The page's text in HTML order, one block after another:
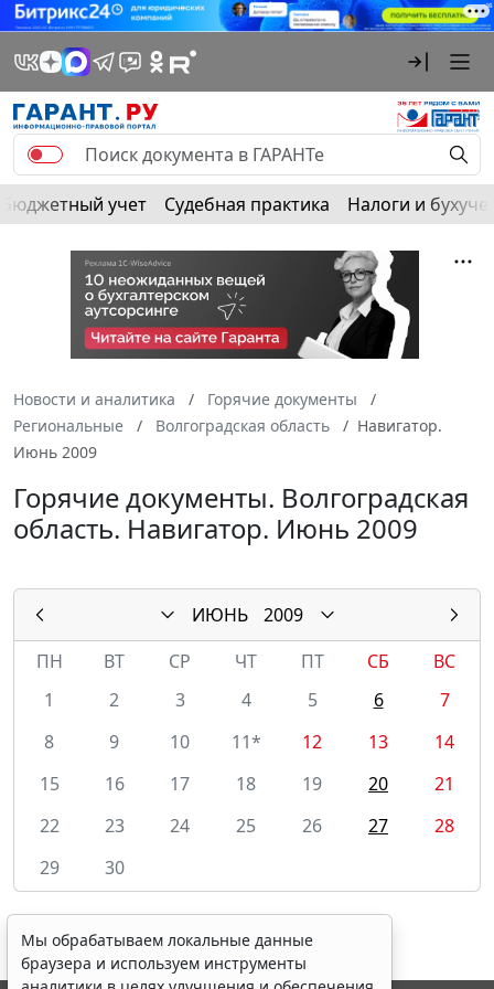
Бюджетный учет Судебная практика Налоги и
Новости и аналитика
Горячие документы
Региональные
Волгоградская область
Навигатор.
Июнь 2009
Горячие документы. Волгоградская
область. Навигатор. Июнь 2009
ИЮНЬ
2009
ПН
ВТ СР ЧТ ПТ СБ
ВС
1
2 3 4 5 6
7
8
9 10 11* 12 13
14
15
16 17 18 19 20
21
22
23 24 25 26 27
28
29
30
Мы обрабатываем локальные данные
браузера и используем инструменты